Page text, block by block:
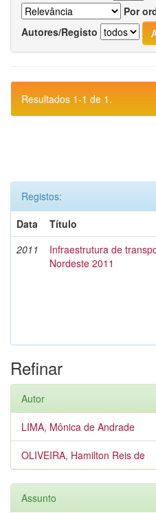
Por
Autores/Registo
Resultados 1-1 de 1.
Registos:
Data
Título
2011
Infraestrutura de
Nordeste 2011
Refinar
Autor
LIMA, Mônica de Andrade
OLIVEIRA, Hamilton Reis de
Assunto